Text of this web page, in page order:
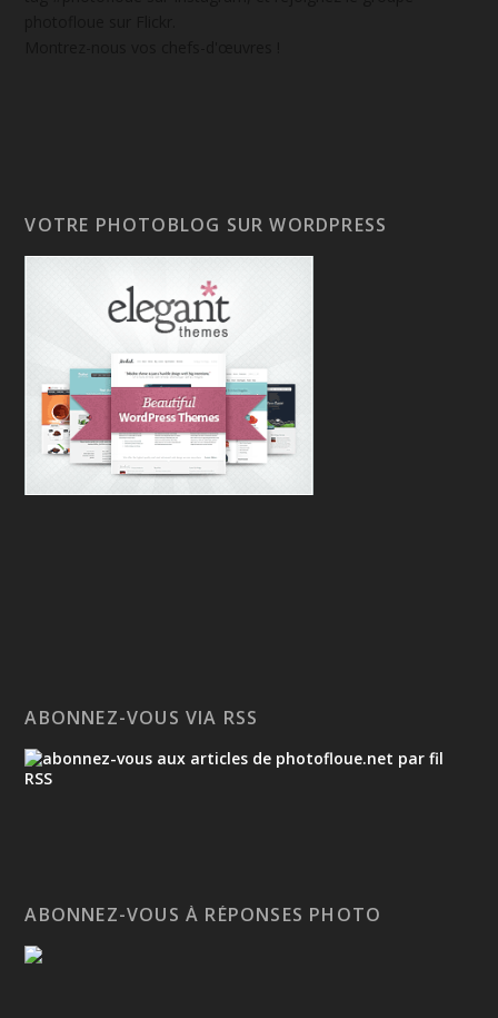
VOTRE PHOTOBLOG SUR WORDPRESS
ABONNEZ-VOUS VIA RSS
ABONNEZ-VOUS À RÉPONSES PHOTO